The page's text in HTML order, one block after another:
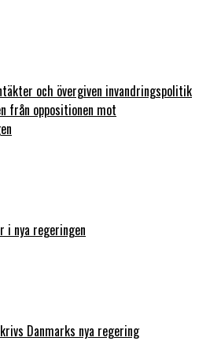
och övergiven invandringspolitik
från oppositionen mot
i nya regeringen
Danmarks nya regering